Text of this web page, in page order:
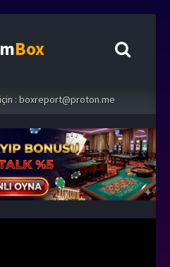
Box
: boxreport@proton.me